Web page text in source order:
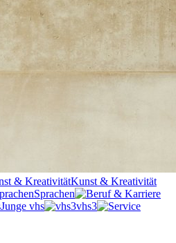
Kunst & Kreativität
Sprachen
Junge vhs
vhs3